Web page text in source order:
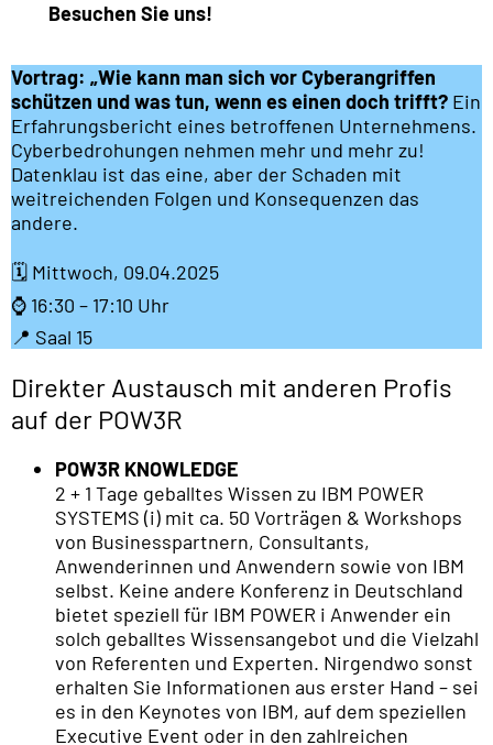
Besuchen Sie uns!
Vortrag: „Wie kann man sich vor Cyberangriffen
schützen und was tun, wenn es einen doch trifft? Ein
Erfahrungsbericht eines betroffenen Unternehmens.
Cyberbedrohungen nehmen mehr und mehr zu!
Datenklau ist das eine, aber der Schaden mit
weitreichenden Folgen und Konsequenzen das
andere.
🗓️ Mittwoch, 09.04.2025
⌚ 16:30 – 17:10 Uhr
📍 Saal 15
Direkter Austausch mit anderen Profis
auf der POW3R
POW3R KNOWLEDGE
2 + 1 Tage geballtes Wissen zu IBM POWER
SYSTEMS (i) mit ca. 50 Vorträgen & Workshops
von Businesspartnern, Consultants,
Anwenderinnen und Anwendern sowie von IBM
selbst. Keine andere Konferenz in Deutschland
bietet speziell für IBM POWER i Anwender ein
solch geballtes Wissensangebot und die Vielzahl
von Referenten und Experten. Nirgendwo sonst
erhalten Sie Informationen aus erster Hand – sei
es in den Keynotes von IBM, auf dem speziellen
Executive Event oder in den zahlreichen